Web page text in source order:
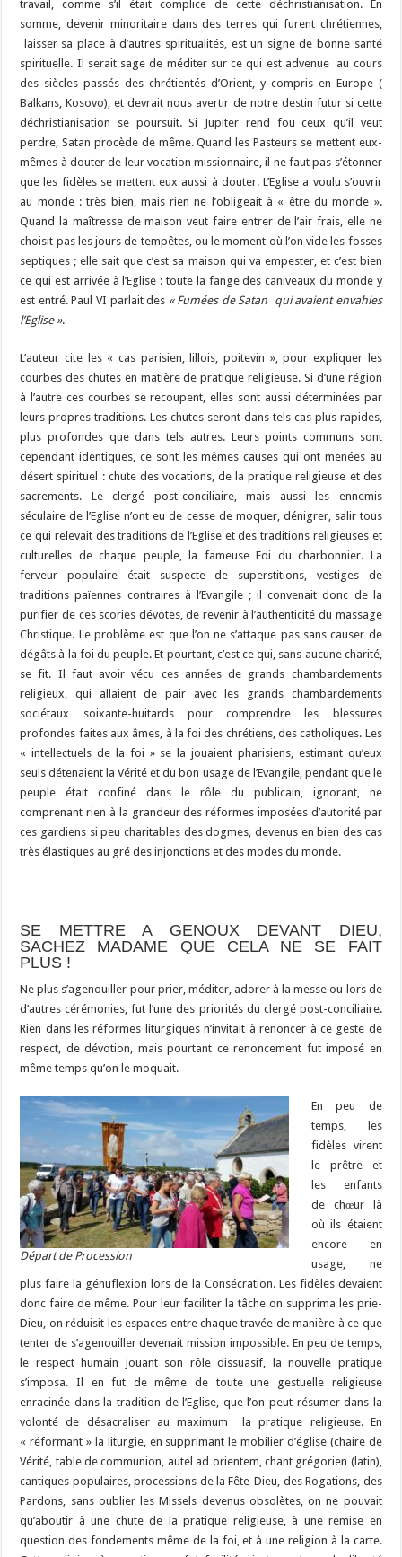
travail, comme s’il était complice de cette déchristianisation. En
somme, devenir minoritaire dans des terres qui furent chrétiennes,
laisser sa place à d’autres spiritualités, est un signe de bonne santé
spirituelle. Il serait sage de méditer sur ce qui est advenue au cours
des siècles passés des chrétientés d’Orient, y compris en Europe (
Balkans, Kosovo), et devrait nous avertir de notre destin futur si cette
déchristianisation se poursuit. Si Jupiter rend fou ceux qu’il veut
perdre, Satan procède de même. Quand les Pasteurs se mettent eux-
mêmes à douter de leur vocation missionnaire, il ne faut pas s’étonner
que les fidèles se mettent eux aussi à douter. L’Eglise a voulu s’ouvrir
au monde : très bien, mais rien ne l’obligeait à « être du monde ».
Quand la maîtresse de maison veut faire entrer de l’air frais, elle ne
choisit pas les jours de tempêtes, ou le moment où l’on vide les fosses
septiques ; elle sait que c’est sa maison qui va empester, et c’est bien
ce qui est arrivée à l’Eglise : toute la fange des caniveaux du monde y
est entré. Paul VI parlait des « Fumées de Satan qui avaient envahies
l’Eglise ».
L’auteur cite les « cas parisien, lillois, poitevin », pour expliquer les
courbes des chutes en matière de pratique religieuse. Si d’une région
à l’autre ces courbes se recoupent, elles sont aussi déterminées par
leurs propres traditions. Les chutes seront dans tels cas plus rapides,
plus profondes que dans tels autres. Leurs points communs sont
cependant identiques, ce sont les mêmes causes qui ont menées au
désert spirituel : chute des vocations, de la pratique religieuse et des
sacrements. Le clergé post-conciliaire, mais aussi les ennemis
séculaire de l’Eglise n’ont eu de cesse de moquer, dénigrer, salir tous
ce qui relevait des traditions de l’Eglise et des traditions religieuses et
culturelles de chaque peuple, la fameuse Foi du charbonnier. La
ferveur populaire était suspecte de superstitions, vestiges de
traditions païennes contraires à l’Evangile ; il convenait donc de la
purifier de ces scories dévotes, de revenir à l’authenticité du massage
Christique. Le problème est que l’on ne s’attaque pas sans causer de
dégâts à la foi du peuple. Et pourtant, c’est ce qui, sans aucune charité,
se fit. Il faut avoir vécu ces années de grands chambardements
religieux, qui allaient de pair avec les grands chambardements
sociétaux soixante-huitards pour comprendre les blessures
profondes faites aux âmes, à la foi des chrétiens, des catholiques. Les
« intellectuels de la foi » se la jouaient pharisiens, estimant qu’eux
seuls détenaient la Vérité et du bon usage de l’Evangile, pendant que le
peuple était confiné dans le rôle du publicain, ignorant, ne
comprenant rien à la grandeur des réformes imposées d’autorité par
ces gardiens si peu charitables des dogmes, devenus en bien des cas
très élastiques au gré des injonctions et des modes du monde.
SE METTRE A GENOUX DEVANT DIEU,
SACHEZ MADAME QUE CELA NE SE FAIT
PLUS !
Ne plus s’agenouiller pour prier, méditer, adorer à la messe ou lors de
d’autres cérémonies, fut l’une des priorités du clergé post-conciliaire.
Rien dans les réformes liturgiques n’invitait à renoncer à ce geste de
respect, de dévotion, mais pourtant ce renoncement fut imposé en
même temps qu’on le moquait.
Départ de Procession
En peu de
temps, les
fidèles virent
le prêtre et
les enfants
de chœur là
où ils étaient
encore en
usage, ne
plus faire la génuflexion lors de la Consécration. Les fidèles devaient
donc faire de même. Pour leur faciliter la tâche on supprima les prie-
Dieu, on réduisit les espaces entre chaque travée de manière à ce que
tenter de s’agenouiller devenait mission impossible. En peu de temps,
le respect humain jouant son rôle dissuasif, la nouvelle pratique
s’imposa. Il en fut de même de toute une gestuelle religieuse
enracinée dans la tradition de l’Eglise, que l’on peut résumer dans la
volonté de désacraliser au maximum la pratique religieuse. En
« réformant » la liturgie, en supprimant le mobilier d’église (chaire de
Vérité, table de communion, autel ad orientem, chant grégorien (latin),
cantiques populaires, processions de la Fête-Dieu, des Rogations, des
Pardons, sans oublier les Missels devenus obsolètes, on ne pouvait
qu’aboutir à une chute de la pratique religieuse, à une remise en
question des fondements même de la foi, et à une religion à la carte.